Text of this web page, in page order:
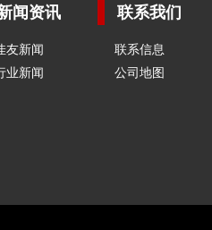
闻资讯
友新闻
业新闻
联系我们
联系信息
公司地图